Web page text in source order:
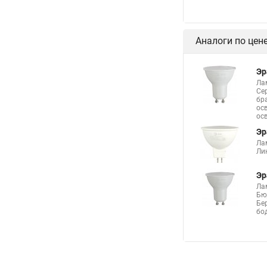
Точечные
Точечные
Точечные
Точечный
Люстра из точечных
Точечные
Натяжные потолки
Точечные
Светодиодные
Купить лампочки
Аналоги по